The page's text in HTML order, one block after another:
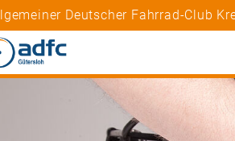
Deutscher Fahrrad-Club